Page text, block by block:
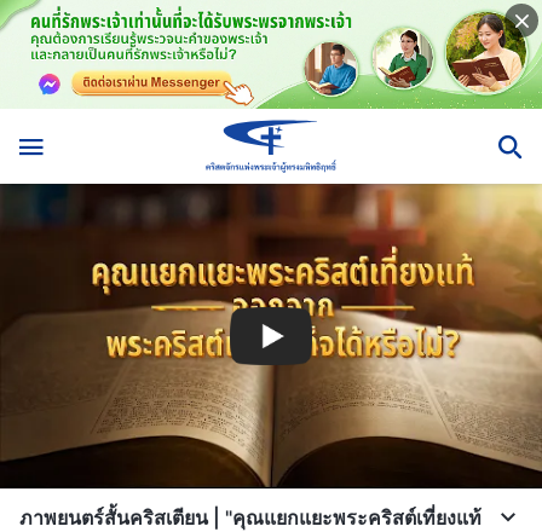
ภาพยนตร์สั้นคริสเตียน | "คุณแยกแยะพระคริสต์เที่ยงแท้